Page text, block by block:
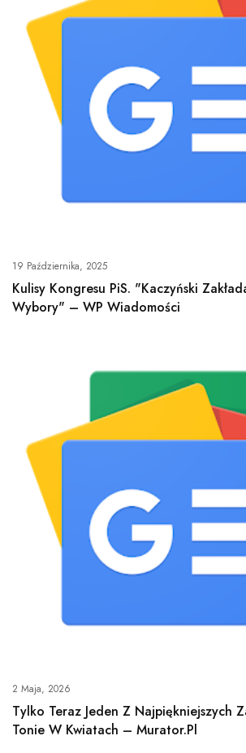
19 Października, 2025
Kulisy Kongresu PiS. "Kaczyński
Wybory" – WP Wiadomości
2 Maja, 2026
Tylko Teraz Jeden Z Najpiękniejszych
Tonie W Kwiatach – Murator.pl